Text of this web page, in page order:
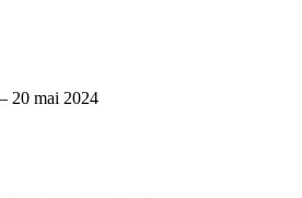
– 20 mai 2024